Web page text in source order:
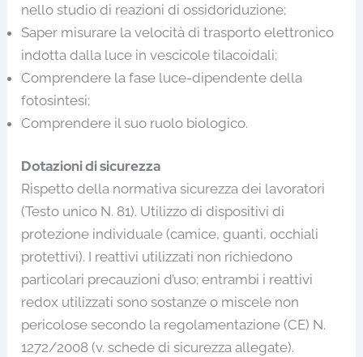
nello studio di reazioni di ossidoriduzione;
Saper misurare la velocità di trasporto elettronico
indotta dalla luce in vescicole tilacoidali;
Comprendere la fase luce-dipendente della
fotosintesi;
Comprendere il suo ruolo biologico.
Dotazioni di sicurezza
Rispetto della normativa sicurezza dei lavoratori
(Testo unico N. 81). Utilizzo di dispositivi di
protezione individuale (camice, guanti, occhiali
protettivi). I reattivi utilizzati non richiedono
particolari precauzioni d’uso; entrambi i reattivi
redox utilizzati sono sostanze o miscele non
pericolose secondo la regolamentazione (CE) N.
1272/2008 (v. schede di sicurezza allegate).